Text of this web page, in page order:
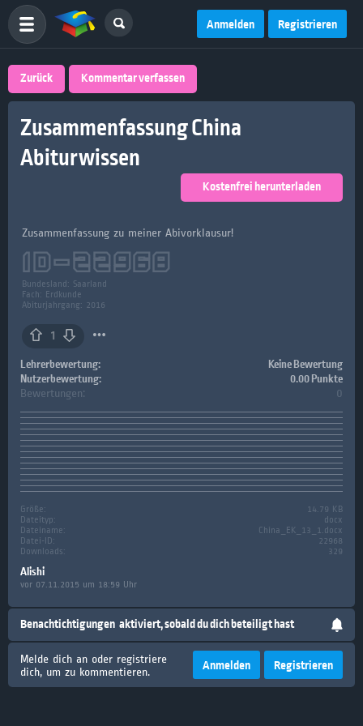
Anmelden Registrieren
Zurück Kommentar verfassen
Zusammenfassung China
Abiturwissen
Kostenfrei herunterladen
Lehrerbewertung:
Keine Bewertung
Nutzerbewertung:
0.00 Punkte
Bewertungen: 0
Größe:
14.79 KB
Dateityp:
docx
Dateiname:
China_EK_13_1.docx
Datei-ID:
22968
Downloads:
329
Alishi
vor 07.11.2015 um 18:59 Uhr
Zusammenfassung zu meiner Abivorklausur!
ID-22968
Bundesland: Saarland
Fach: Erdkunde
Abiturjahrgang: 2016
1
Benachtichtigungen aktiviert, sobald du dich beteiligt hast
Melde dich an oder registriere
dich, um zu kommentieren.
Anmelden Registrieren